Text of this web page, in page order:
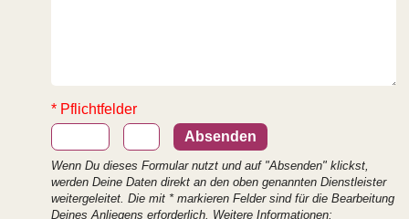
* Pflichtfelder
Wenn Du dieses Formular nutzt und auf "Absenden" klickst,
werden Deine Daten direkt an den oben genannten Dienstleister
weitergeleitet. Die mit * markieren Felder sind für die Bearbeitung
Deines Anliegens erforderlich. Weitere Informationen: